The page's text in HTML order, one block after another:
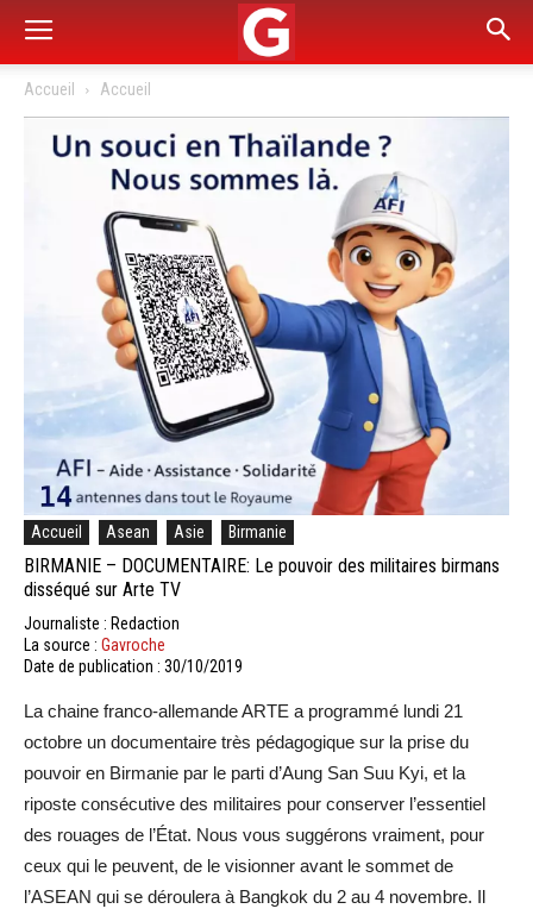
Accueil Accueil
Accueil Asean Asie Birmanie
BIRMANIE – DOCUMENTAIRE: Le pouvoir des militaires birmans
disséqué sur Arte TV
Journaliste : Redaction
La source : Gavroche
Date de publication : 30/10/2019
La chaine franco-allemande ARTE a programmé lundi 21
octobre un documentaire très pédagogique sur la prise du
pouvoir en Birmanie par le parti d’Aung San Suu Kyi, et la
riposte consécutive des militaires pour conserver l’essentiel
des rouages de l’État. Nous vous suggérons vraiment, pour
ceux qui le peuvent, de le visionner avant le sommet de
l’ASEAN qui se déroulera à Bangkok du 2 au 4 novembre. Il